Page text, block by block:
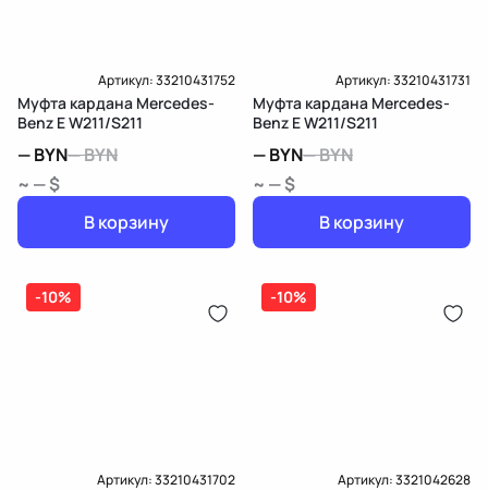
Артикул:33210431752
Муфта кардана Mercedes-
Benz E W211/S211
—BYN—BYN
~ — $
В корзину
Артикул:33210431731
Муфта кардана Mercedes-
Benz E W211/S211
—BYN—BYN
~ — $
В корзину
-10%
Артикул:33210431702
-10%
Артикул:3321042628